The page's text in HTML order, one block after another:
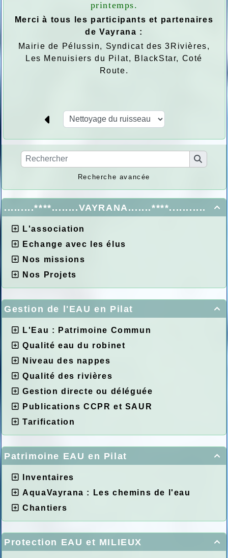
Recherche avancée

.........****........VAYRANA.......****...........
L'association
Echange avec les élus
Nos missions
Nos Projets

Gestion de l'EAU en Pilat
L'Eau : Patrimoine Commun
Qualité eau du robinet
Niveau des nappes
Qualité des rivières
Gestion directe ou déléguée
Publications CCPR et SAUR
Tarification

Patrimoine EAU en Pilat
Inventaires
AquaVayrana : Les chemins de l'eau
Chantiers

Protection EAU et MILIEUX
printemps.
Merci à tous les participants et partenaires
de Vayrana :
Mairie de Pélussin, Syndicat des 3Rivières,
Les Menuisiers du Pilat, BlackStar, Coté
Route.